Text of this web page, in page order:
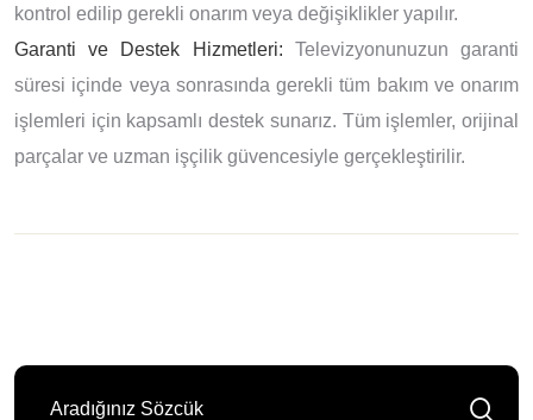
kontrol edilip gerekli onarım veya değişiklikler yapılır.
Garanti ve Destek Hizmetleri: Televizyonunuzun garanti
süresi içinde veya sonrasında gerekli tüm bakım ve onarım
işlemleri için kapsamlı destek sunarız. Tüm işlemler, orijinal
parçalar ve uzman işçilik güvencesiyle gerçekleştirilir.